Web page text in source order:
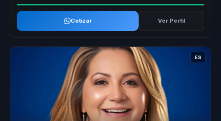
Cotizar Ver Perfil
ES